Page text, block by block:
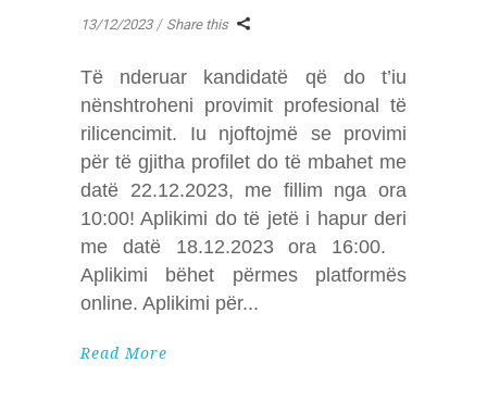
13/12/2023 Share this
Të nderuar kandidatë që do t’iu
nënshtroheni provimit profesional të
rilicencimit. Iu njoftojmë se provimi
për të gjitha profilet do të mbahet me
datë 22.12.2023, me fillim nga ora
10:00! Aplikimi do të jetë i hapur deri
me datë 18.12.2023 ora 16:00.
Aplikimi bëhet përmes platformës
online. Aplikimi për
Read More